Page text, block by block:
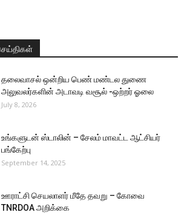
தலைவாசல் ஒன்றிய பெண் மண்டல துணை
அலுவலர்களின் அடாவடி வசூல் -ஒற்றர் ஓலை
July 8, 2026
உங்களுடன் ஸ்டாலின் – சேலம் மாவட்ட ஆட்சியர்
பங்கேற்பு
September 14, 2025
ஊராட்சி செயலாளர் மீதே தவறு – கோவை
TNRDOA அறிக்கை